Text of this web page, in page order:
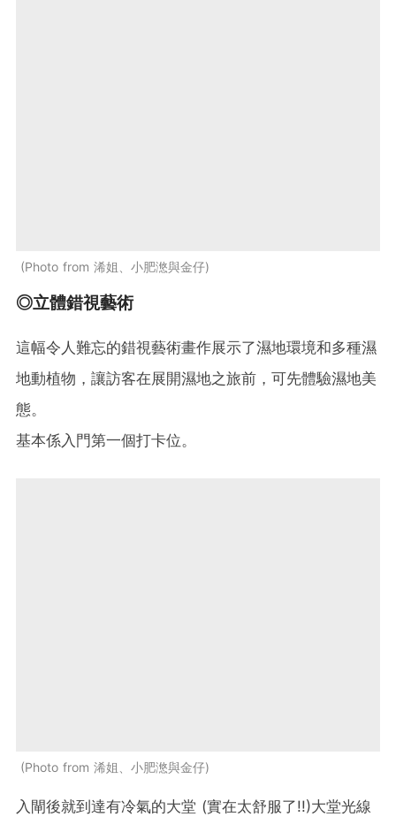
Photo from 浠姐、小肥滺與金仔
◎立體錯視藝術
這幅令人難忘的錯視藝術畫作展示了濕地環境和多種濕
地動植物，讓訪客在展開濕地之旅前，可先體驗濕地美
態。
基本係入門第一個打卡位。
Photo from 浠姐、小肥滺與金仔
入閘後就到達有冷氣的大堂 (實在太舒服了!!)大堂光線